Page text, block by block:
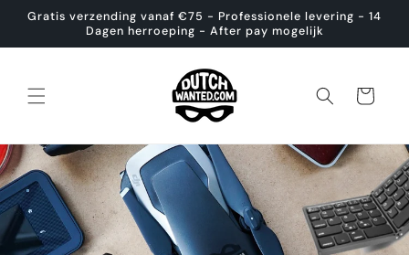
naar de
Gratis verzending vanaf €75 - Professionele levering - 14
Dagen herroeping - After pay mogelijk
Winkelwagen